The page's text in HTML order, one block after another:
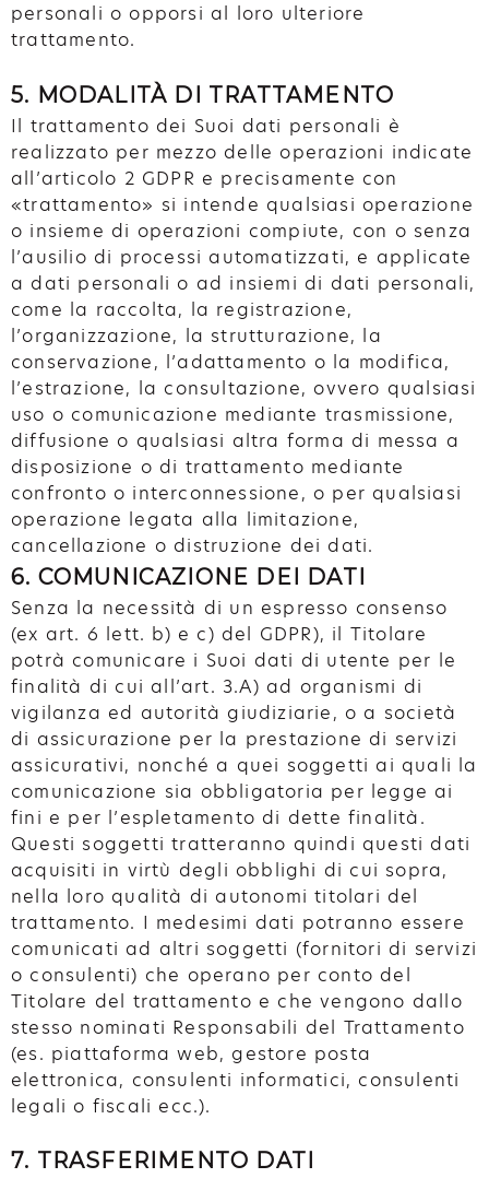
personali o opporsi al loro ulteriore
trattamento.
5. MODALITÀ DI TRATTAMENTO
Il trattamento dei Suoi dati personali è
realizzato per mezzo delle operazioni indicate
all’articolo 2 GDPR e precisamente con
«trattamento» si intende qualsiasi operazione
o insieme di operazioni compiute, con o senza
l’ausilio di processi automatizzati, e applicate
a dati personali o ad insiemi di dati personali,
come la raccolta, la registrazione,
l’organizzazione, la strutturazione, la
conservazione, l’adattamento o la modifica,
l’estrazione, la consultazione, ovvero qualsiasi
uso o comunicazione mediante trasmissione,
diffusione o qualsiasi altra forma di messa a
disposizione o di trattamento mediante
confronto o interconnessione, o per qualsiasi
operazione legata alla limitazione,
cancellazione o distruzione dei dati.
6. COMUNICAZIONE DEI DATI
Senza la necessità di un espresso consenso
(ex art. 6 lett. b) e c) del GDPR), il Titolare
potrà comunicare i Suoi dati di utente per le
finalità di cui all’art. 3.A) ad organismi di
vigilanza ed autorità giudiziarie, o a società
di assicurazione per la prestazione di servizi
assicurativi, nonché a quei soggetti ai quali la
comunicazione sia obbligatoria per legge ai
fini e per l’espletamento di dette finalità.
Questi soggetti tratteranno quindi questi dati
acquisiti in virtù degli obblighi di cui sopra,
nella loro qualità di autonomi titolari del
trattamento. I medesimi dati potranno essere
comunicati ad altri soggetti (fornitori di servizi
o consulenti) che operano per conto del
Titolare del trattamento e che vengono dallo
stesso nominati Responsabili del Trattamento
(es. piattaforma web, gestore posta
elettronica, consulenti informatici, consulenti
legali o fiscali ecc.).
7. TRASFERIMENTO DATI